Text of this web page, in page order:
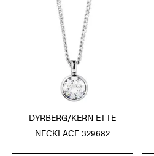
DYRBERG/KERN ETTE
NECKLACE 329682